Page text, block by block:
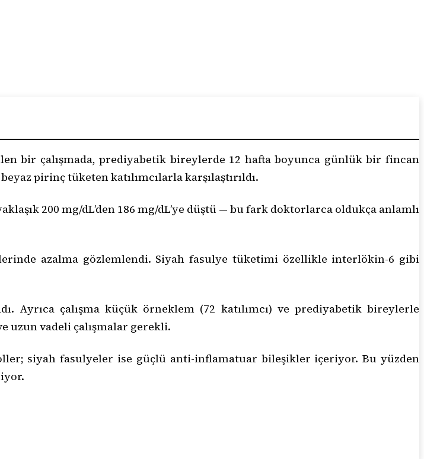
bir çalışmada, prediyabetik bireylerde 12 hafta boyunca günlük bir fincan
pirinç tüketen katılımcılarla karşılaştırıldı.
200 mg/dL’den 186 mg/dL’ye düştü — bu fark doktorlarca oldukça anlamlı
azalma gözlemlendi. Siyah fasulye tüketimi özellikle interlökin-6 gibi
Ayrıca çalışma küçük örneklem (72 katılımcı) ve prediyabetik bireylerle
uzun vadeli çalışmalar gerekli.
siyah fasulyeler ise güçlü anti-inflamatuar bileşikler içeriyor. Bu yüzden